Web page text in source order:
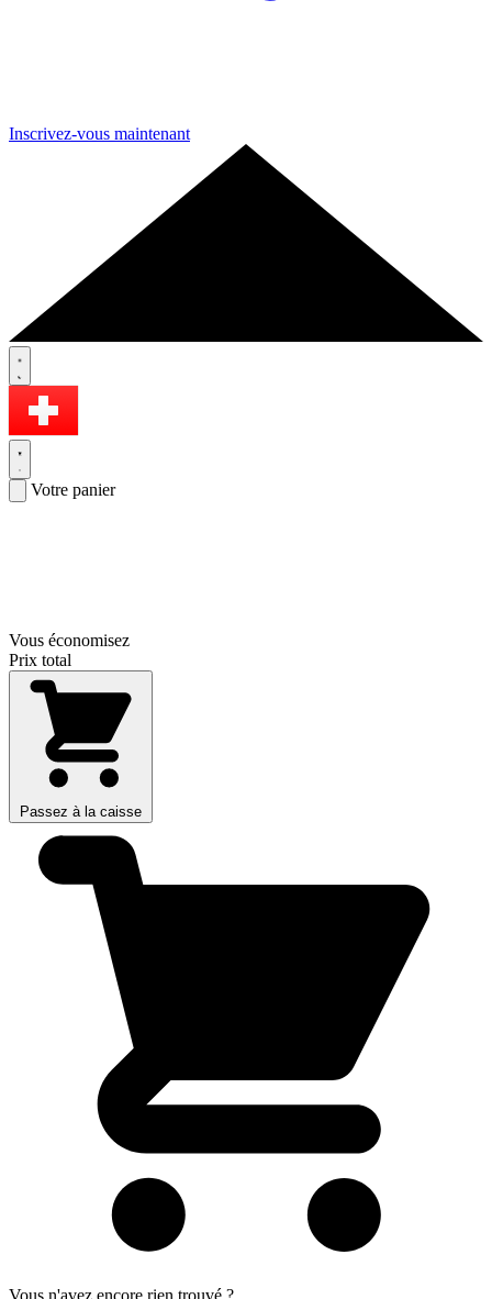
Inscrivez-vous maintenant
Votre panier
Vous économisez
Prix total
Passez à la caisse